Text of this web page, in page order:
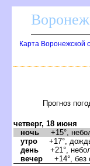
Карта Воронежской
Прогноз
четверг, 18 июня
ночь +15°,
утро +17°,
день +21°,
ечер +14°, без